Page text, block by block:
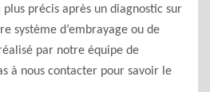
plus précis après un diagnostic sur
système d’embrayage ou de
par notre équipe de
à nous contacter pour savoir le